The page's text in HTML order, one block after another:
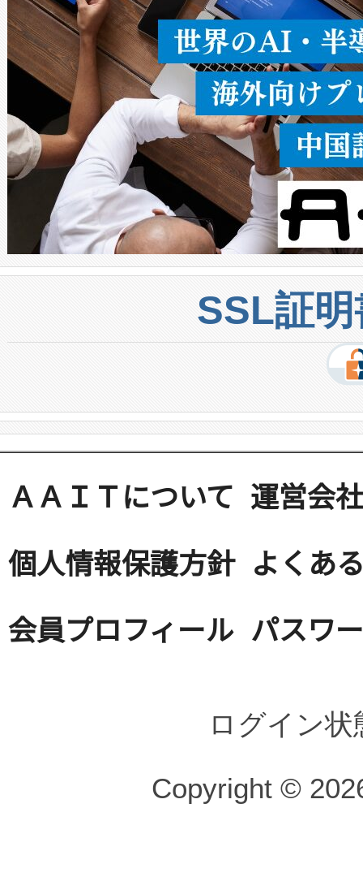
密度なスキャ […]
SSL証
ＡＡＩＴについて 運営会社
個人情報保護方針 よくあ
会員プロフィール パスワ
ログイン
Copyright ©